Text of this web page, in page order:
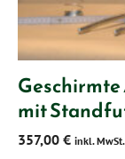
mit
357,00 € inkl. MwSt.